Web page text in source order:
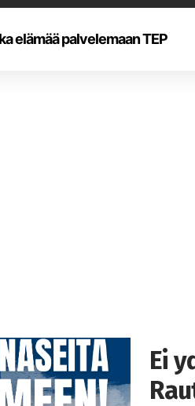
elämää palvelemaan TEP
Ei